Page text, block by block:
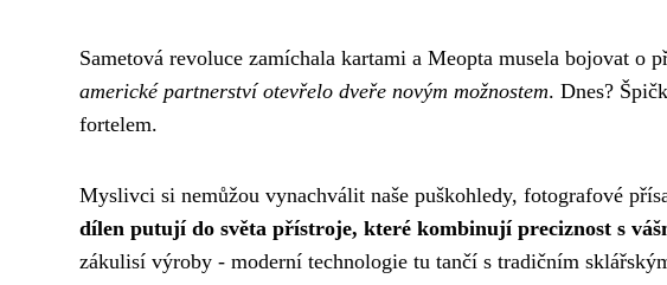
Sametová revoluce zamíchala kartami a Meopta musela bojovat o
americké partnerství otevřelo dveře novým možnostem. Dnes?
fortelem.
Myslivci si nemůžou vynachválit naše puškohledy, fotografové
dílen putují do světa přístroje, které kombinují preciznost s
zákulisí výroby - moderní technologie tu tančí s tradičním